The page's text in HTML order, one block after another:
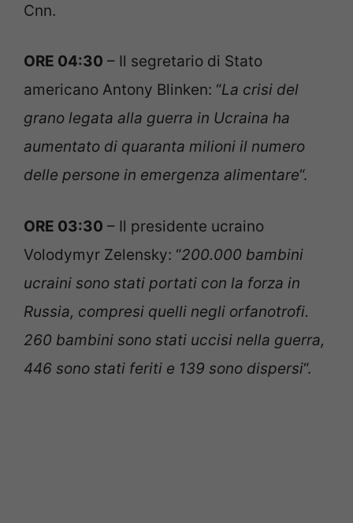
Cnn.
ORE 04:30 – Il segretario di Stato
americano Antony Blinken: “La crisi del
grano legata alla guerra in Ucraina ha
aumentato di quaranta milioni il numero
delle persone in emergenza alimentare“.
ORE 03:30 – Il presidente ucraino
Volodymyr Zelensky: “200.000 bambini
ucraini sono stati portati con la forza in
Russia, compresi quelli negli orfanotrofi.
260 bambini sono stati uccisi nella guerra,
446 sono stati feriti e 139 sono dispersi“.